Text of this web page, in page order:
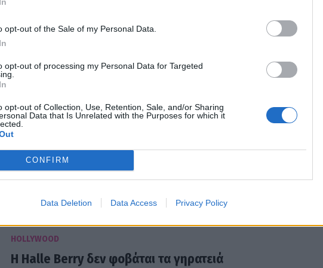
opt-out of the Sale of my Personal Data.
opt-out of processing my Personal Data for Targeted
opt-out of Collection, Use, Retention, Sale, and/or Sharing
Data that Is Unrelated with the Purposes for which it
CONFIRM
Data Deletion Data Access Privacy Policy
τους, 22 χρόνια μετά
Σαν το παλιό καλό κρασί! Αυτές είναι οι
ομορφότερες γυναίκες του κόσμου παρά
το πέρασμα του χρόνου!
HOLLYWOOD
Η Halle Berry δεν φοβάται τα γηρατειά